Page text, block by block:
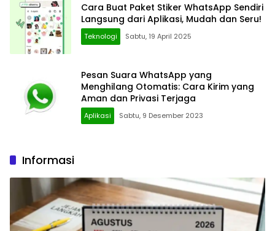
Cara Buat Paket Stiker WhatsApp Sendiri
Langsung dari Aplikasi, Mudah dan Seru!
Teknologi Sabtu, 19 April 2025
Pesan Suara WhatsApp yang
Menghilang Otomatis: Cara Kirim yang
Aman dan Privasi Terjaga
Aplikasi Sabtu, 9 Desember 2023
Informasi